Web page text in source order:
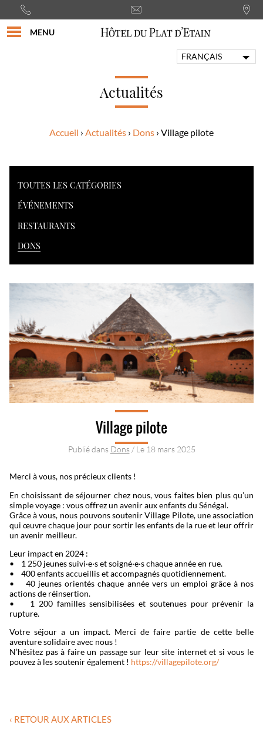
MENU
FRANÇAIS
ESPAÑOL
Actualités
Accueil Actualités Dons Village pilote
TOUTES LES CATÉGORIES
ÉVÉNEMENTS
RESTAURANTS
DONS
Village pilote
Publié dans Dons / Le 18 mars 2025
Merci à vous, nos précieux clients !
En choisissant de séjourner chez nous, vous faites bien plus qu’un
simple voyage : vous offrez un avenir aux enfants du Sénégal.
Grâce à vous, nous pouvons soutenir Village Pilote, une association
qui œuvre chaque jour pour sortir les enfants de la rue et leur offrir
un avenir meilleur.
Leur impact en 2024 :
• 1 250 jeunes suivi·e·s et soigné·e·s chaque année en rue.
• 400 enfants accueillis et accompagnés quotidiennement.
• 40 jeunes orientés chaque année vers un emploi grâce à nos
actions de réinsertion.
• 1 200 familles sensibilisées et soutenues pour prévenir la
rupture.
Votre séjour a un impact. Merci de faire partie de cette belle
aventure solidaire avec nous !
N’hésitez pas à faire un passage sur leur site internet et si vous le
pouvez à les soutenir également ! https://villagepilote.org/
‹ RETOUR AUX ARTICLES